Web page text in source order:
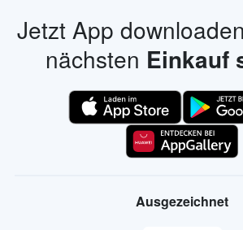
Jetzt App
nächsten Einkauf
Ausgezeichnet